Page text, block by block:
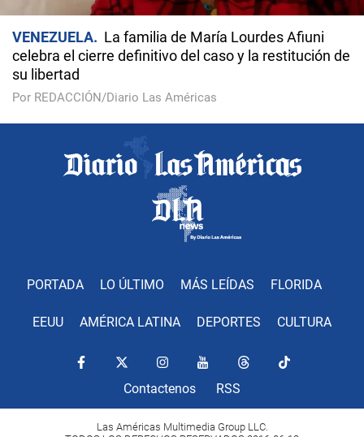
VENEZUELA
La familia de María Lourdes Afiuni
celebra el cierre definitivo del caso y la restitución de
su libertad
Por REDACCIÓN/Diario Las Américas
PORTADA LO ÚLTIMO MÁS LEÍDAS FLORIDA
EEUU AMÉRICA LATINA DEPORTES CULTURA
Contactenos RSS
Las Américas Multimedia Group LLC.